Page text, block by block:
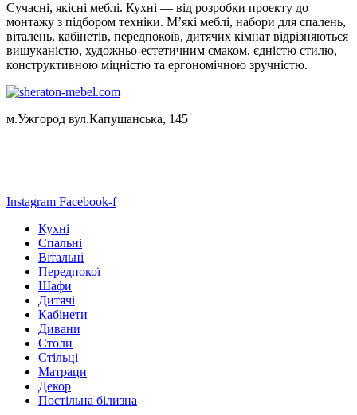
Сучасні, якісні меблі. Кухні — від розробки проекту до
монтажу з підбором техніки. М’які меблі, набори для спалень,
віталень, кабінетів, передпокоїв, дитячих кімнат відрізняються
вишуканістю, художньо-естетичним смаком, єдністю стилю,
конструктивною міцністю та ергономічною зручністю.
м.Ужгород вул.Капушанська, 145
Instagram Facebook-f
Кухні
Спальні
Вітальні
Передпокої
Шафи
Дитячі
Кабінети
Дивани
Столи
Стільці
Матраци
Декор
Постільна білизна